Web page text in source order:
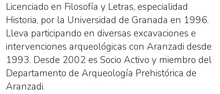
Licenciado en Filosofía y Letras, especialidad
Historia, por la Universidad de Granada en 1996.
Lleva participando en diversas excavaciones e
intervenciones arqueológicas con Aranzadi desde
1993. Desde 2002 es Socio Activo y miembro del
Departamento de Arqueología Prehistórica de
Aranzadi.